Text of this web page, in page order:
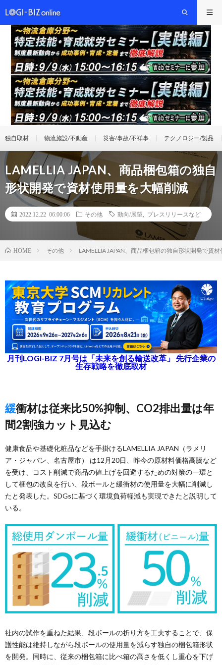
独自取材 物流施設/不動産 災害/事故/不祥事 テクノロジー/製品
LAMELLIA JAPAN、商品梱包箱の独自
形状開発で資材使用量を大幅削減
2022.12.22 06:00:06 その他 動向/展望 プレスリリースなど
HOME その他 LAMELLIA JAPAN、商品梱包箱の独自形状開発で資
月刊LOGI-BIZ 7月号は「未来を創る輸送改革」 先行企業の
生存戦略を徹底取材
緩衝材は従来比50%抑制、CO2排出量は年
間2割強カット見込む
健康食品や基礎化粧品などを手掛けるLAMELLIA JAPAN（ラメリ
ア・ジャパン、名古屋市） は12月20日、昨今の原材料価格高騰など
を受け、コスト削減で商品の値上げを回避するための対策の一環と
して梱包の改良を行い、段ボールと緩衝材の使用量を大幅に削減し
たと発表した。SDGsに基づく環境負荷軽減も実現できたと説明して
いる。
社内の試作を重ねた結果、段ボールの折り方を工夫することで、保
護性能は維持しながら段ボールの使用量を減らす独自の梱包箱形状
を開発。同時に、従来の梱包箱に比べ箱の高さを低くし重心を下げ